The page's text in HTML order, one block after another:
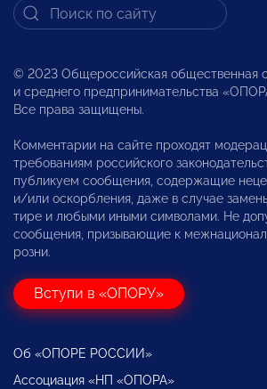
© 2023 Общероссийская общественная
и среднего предпринимательства
Все права защищены.
Комментарии на сайте проходят
требованиям российского
публикуем сообщения, содержащие
и/или оскорбления, даже в случае
тире и любыми иными символами. Не
сообщения, призывающие к
розни.
Вступи в «ОПОРУ»
Об «ОПОРЕ РОССИИ»
Ассоциация «НП «ОПОРА»